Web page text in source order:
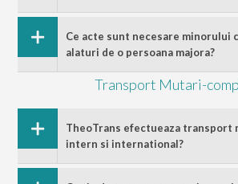
Ce acte sunt necesare minorului
alaturi de o persoana majora?
Transport Mutari-
TheoTrans efectueaza transport
intern si international?